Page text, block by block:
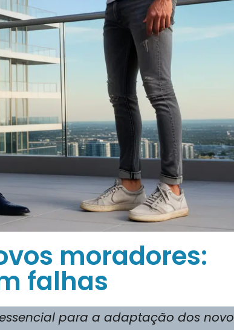
moradores:
falhas
para a adaptação dos